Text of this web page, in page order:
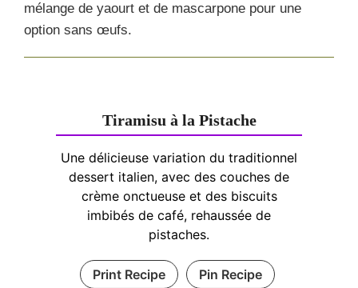
mélange de yaourt et de mascarpone pour une
option sans œufs.
Tiramisu à la Pistache
Une délicieuse variation du traditionnel
dessert italien, avec des couches de
crème onctueuse et des biscuits
imbibés de café, rehaussée de
pistaches.
Print Recipe Pin Recipe